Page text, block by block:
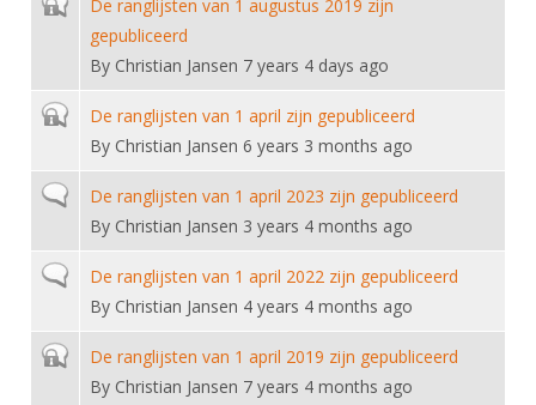
Handleiding
Historie
Commissies
Ereleden
Leden van Verdiensten
Vacatures
Bondsbureau
Contact
Medewerkers
Samenwerking
Formulieren
Reglementen
Materiaal
Schermpaspoort
Rolstoelschermen
Wedstrijdkalender
KNAS Keurmerk
JPT
Talentontwikkeling
Atletencommissie
Internationale Titeltoernooien
Internationale aanmeldingen
Voor coaches en leraren
Nieuws
Nationale opleidingen
Internationale opleidingen
Opleidingen
Voor scheidsrechters
Nieuws
Scheidsrechterslijst
Closed topicDe ranglijsten van 1 augustus 2019 zijn
gepubliceerd
By Christian Jansen 7 years 4 days ago
Closed topicDe ranglijsten van 1 april zijn gepubliceerd
By Christian Jansen 6 years 3 months ago
Normal topicDe ranglijsten van 1 april 2023 zijn gepubliceerd
By Christian Jansen 3 years 4 months ago
Normal topicDe ranglijsten van 1 april 2022 zijn gepubliceerd
By Christian Jansen 4 years 4 months ago
Closed topicDe ranglijsten van 1 april 2019 zijn gepubliceerd
By Christian Jansen 7 years 4 months ago